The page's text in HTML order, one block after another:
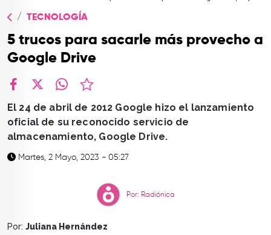
CONTACTO
TECNOLOGÍA
5 trucos para sacarle más provecho a
Google Drive
El 24 de abril de 2012 Google hizo el lanzamiento
oficial de su reconocido servicio de
almacenamiento, Google Drive.
Martes, 2 Mayo, 2023 - 05:27
Por: Radiónica
Por: Juliana Hernández